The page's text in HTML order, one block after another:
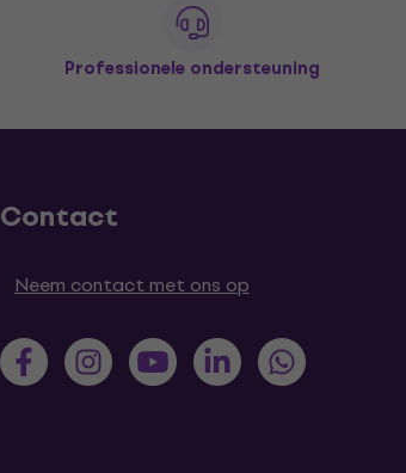
Professionele ondersteuning
Contact
Neem contact met ons op